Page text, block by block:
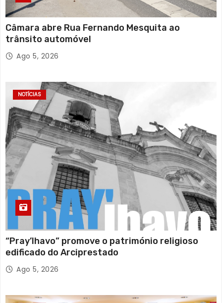
Câmara abre Rua Fernando Mesquita ao
trânsito automóvel
Ago 5, 2026
NOTÍCIAS
“Pray’lhavo” promove o património religioso
edificado do Arciprestado
Ago 5, 2026